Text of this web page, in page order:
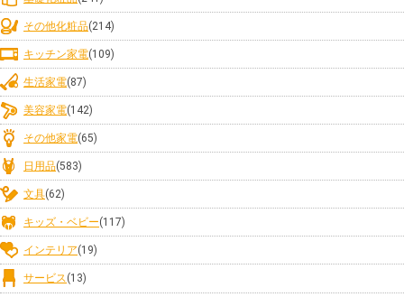
その他化粧品(214)
キッチン家電(109)
生活家電(87)
美容家電(142)
その他家電(65)
日用品(583)
文具(62)
キッズ・ベビー(117)
インテリア(19)
サービス(13)